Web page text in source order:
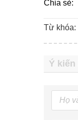
Chia sẻ:
Từ khóa: